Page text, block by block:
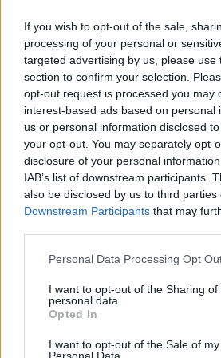
If you wish to opt-out of the sale,
processing of your personal or
targeted advertising by us, please use
section to confirm your selection.
opt-out request is processed you may
interest-based ads based on personal
us or personal information disclosed
your opt-out. You may separately opt-
disclosure of your personal
IAB’s list of downstream participants.
also be disclosed by us to third parties
Downstream Participants that may
Personal Data Processing Opt
I want to opt-out of the Sharing of
personal data.
Opted In
I want to opt-out of the Sale of my
Personal Data.
ne pas vous laisser submerger
sincérité dans vos échanges
et vous pourriez découvrir des
insoupçonnées en vous-même si
intuition avec bienveillance.
Sagittaire
Votre esprit aventureux vous
nouveaux horizons, que ce soit
connaissances ou à la mise en
innovantes. Cependant, veillez à
disperser, en restant concentré
accompagne, ce qui facilitera